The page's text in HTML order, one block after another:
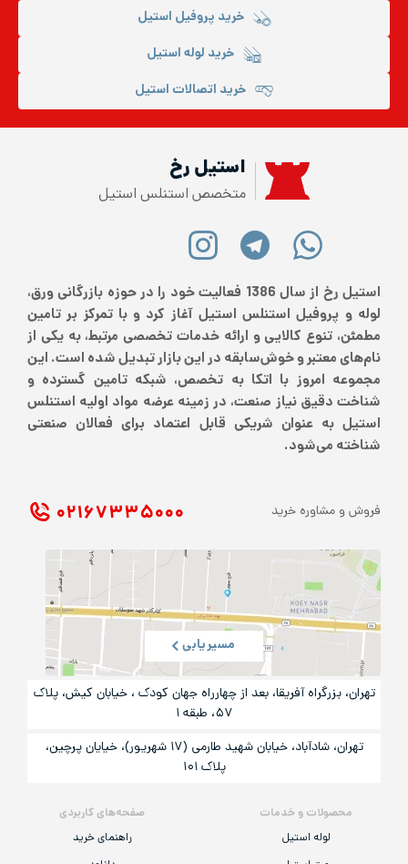
خرید پروفیل استیل
خرید لوله استیل
خرید اتصالات استیل
استیل رخ
متخصص استنلس استیل
استیل رخ از سال 1386 فعالیت خود را در حوزه بازرگانی ورق،
لوله و پروفیل استنلس استیل آغاز کرد و با تمرکز بر تامین
مطمئن، تنوع کالایی و ارائه خدمات تخصصی مرتبط، به یکی از
نام‌های معتبر و خوش‌سابقه در این بازار تبدیل شده است. این
مجموعه امروز با اتکا به تخصص، شبکه تامین گسترده و
شناخت دقیق نیاز صنعت، در زمینه عرضه مواد اولیه استنلس
استیل به عنوان شریکی قابل اعتماد برای فعالان صنعتی
شناخته می‌شود.
محصولات و خدمات
لوله استیل
صفحه‌های کاربردی
راهنمای خرید
فروش و مشاوره خرید ۰۲۱ ۶۷۳۳۵۰۰۰
مسیریابی
تهران، بزرگراه آفریقا، بعد از چهارراه جهان کودک ، خیابان کیش، پلاک
۵۷، طبقه ۱
تهران، شادآباد، خیابان شهید طارمی (۱۷ شهریور)، خیایان پرچین،
پلاک ۱۰۱